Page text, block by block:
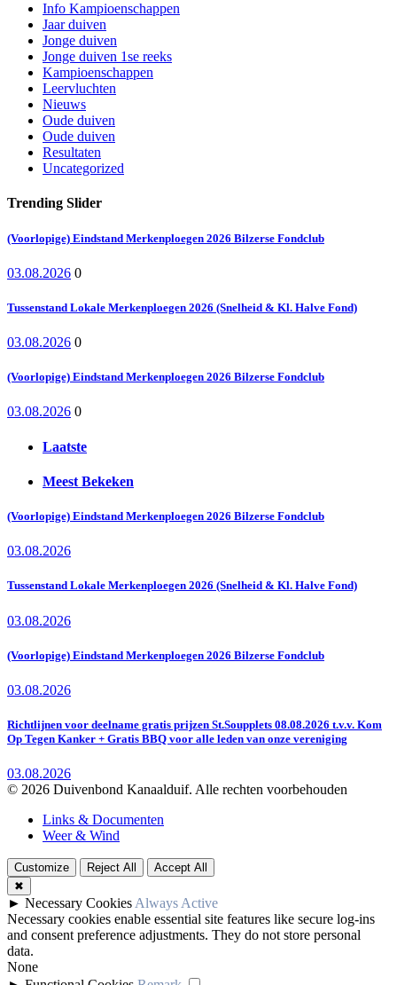
Info Kampioenschappen
Jaar duiven
Jonge duiven
Jonge duiven 1se reeks
Kampioenschappen
Leervluchten
Nieuws
Oude duiven
Oude duiven
Resultaten
Uncategorized
Trending Slider
(Voorlopige) Eindstand Merkenploegen 2026 Bilzerse Fondclub
03.08.2026 0
Tussenstand Lokale Merkenploegen 2026 (Snelheid & Kl. Halve Fond)
03.08.2026 0
(Voorlopige) Eindstand Merkenploegen 2026 Bilzerse Fondclub
03.08.2026 0
Laatste
Meest Bekeken
(Voorlopige) Eindstand Merkenploegen 2026 Bilzerse Fondclub
03.08.2026
Tussenstand Lokale Merkenploegen 2026 (Snelheid & Kl. Halve Fond)
03.08.2026
(Voorlopige) Eindstand Merkenploegen 2026 Bilzerse Fondclub
03.08.2026
Richtlijnen voor deelname gratis prijzen St.Soupplets 08.08.2026 t.v.v. Kom
Op Tegen Kanker + Gratis BBQ voor alle leden van onze vereniging
03.08.2026
© 2026 Duivenbond Kanaalduif. Alle rechten voorbehouden
Links & Documenten
Weer & Wind
Customize Reject All
Accept All
✖
► Necessary Cookies Always Active
Necessary cookies enable essential site features like secure log-ins
and consent preference adjustments. They do not store personal
data.
None